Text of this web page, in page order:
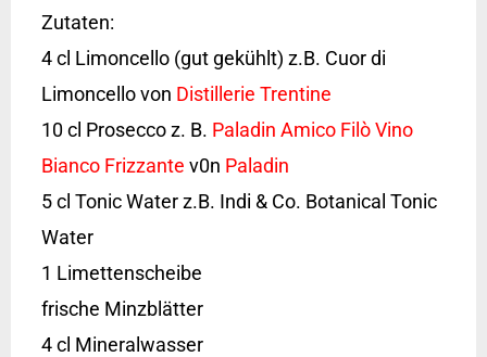
Zutaten:
4 cl Limoncello (gut gekühlt) z.B. Cuor di
Limoncello von Distillerie Trentine
10 cl Prosecco z. B. Paladin Amico Filò Vino
Bianco Frizzante v0n Paladin
5 cl Tonic Water z.B. Indi & Co. Botanical Tonic
Water
1 Limettenscheibe
frische Minzblätter
4 cl Mineralwasser